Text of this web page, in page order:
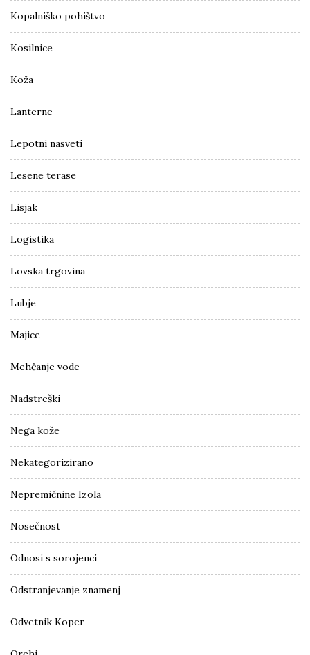
Kopalniško pohištvo
Kosilnice
Koža
Lanterne
Lepotni nasveti
Lesene terase
Lisjak
Logistika
Lovska trgovina
Lubje
Majice
Mehčanje vode
Nadstreški
Nega kože
Nekategorizirano
Nepremičnine Izola
Nosečnost
Odnosi s sorojenci
Odstranjevanje znamenj
Odvetnik Koper